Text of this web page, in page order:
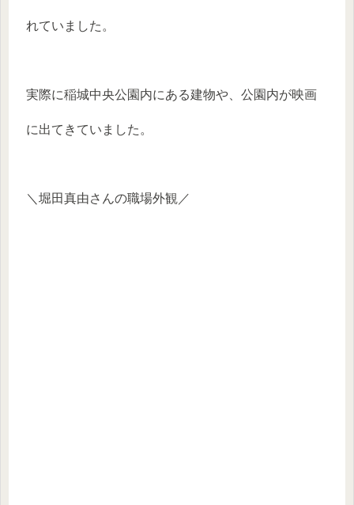
れていました。
実際に稲城中央公園内にある建物や、公園内が映画
に出てきていました。
＼堀田真由さんの職場外観／